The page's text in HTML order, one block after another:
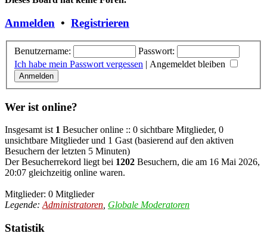
Anmelden • Registrieren
Benutzername:
Passwort:
Ich habe mein Passwort vergessen | Angemeldet bleiben
Wer ist online?
Insgesamt ist 1 Besucher online :: 0 sichtbare Mitglieder, 0
unsichtbare Mitglieder und 1 Gast (basierend auf den aktiven
Besuchern der letzten 5 Minuten)
Der Besucherrekord liegt bei 1202 Besuchern, die am 16 Mai 2026,
20:07 gleichzeitig online waren.
Mitglieder: 0 Mitglieder
Legende:Administratoren, Globale Moderatoren
Statistik